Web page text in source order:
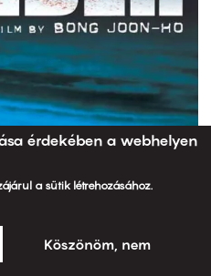
érdekében a webhelyen
a sütik létrehozásához.
Köszönöm, nem